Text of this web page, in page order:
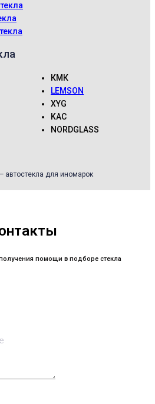
КМК
LEMSON
XYG
KAC
NORDGLASS
автостекла для иномарок
помощи в подборе стекла